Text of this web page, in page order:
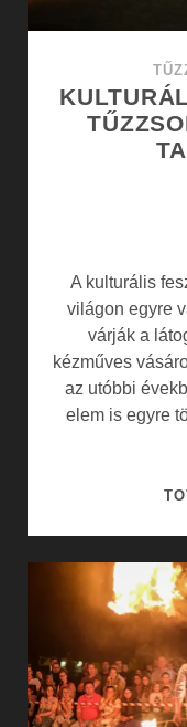
A kulturális
világon egyre
várják a
kézműves
az utóbbi
elem is egyre